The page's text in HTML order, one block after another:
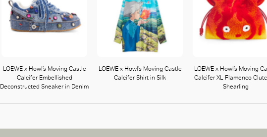
LOEWE x Howl’s Moving Castle
Calcifer Embellished
Deconstructed Sneaker in Denim
LOEWE x Howl’s Moving Castle
Calcifer Shirt in Silk
LOEWE x Howl’s Moving
Calcifer XL Flamenco
Shearling